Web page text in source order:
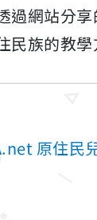
過網站分
民族的教學
原住民